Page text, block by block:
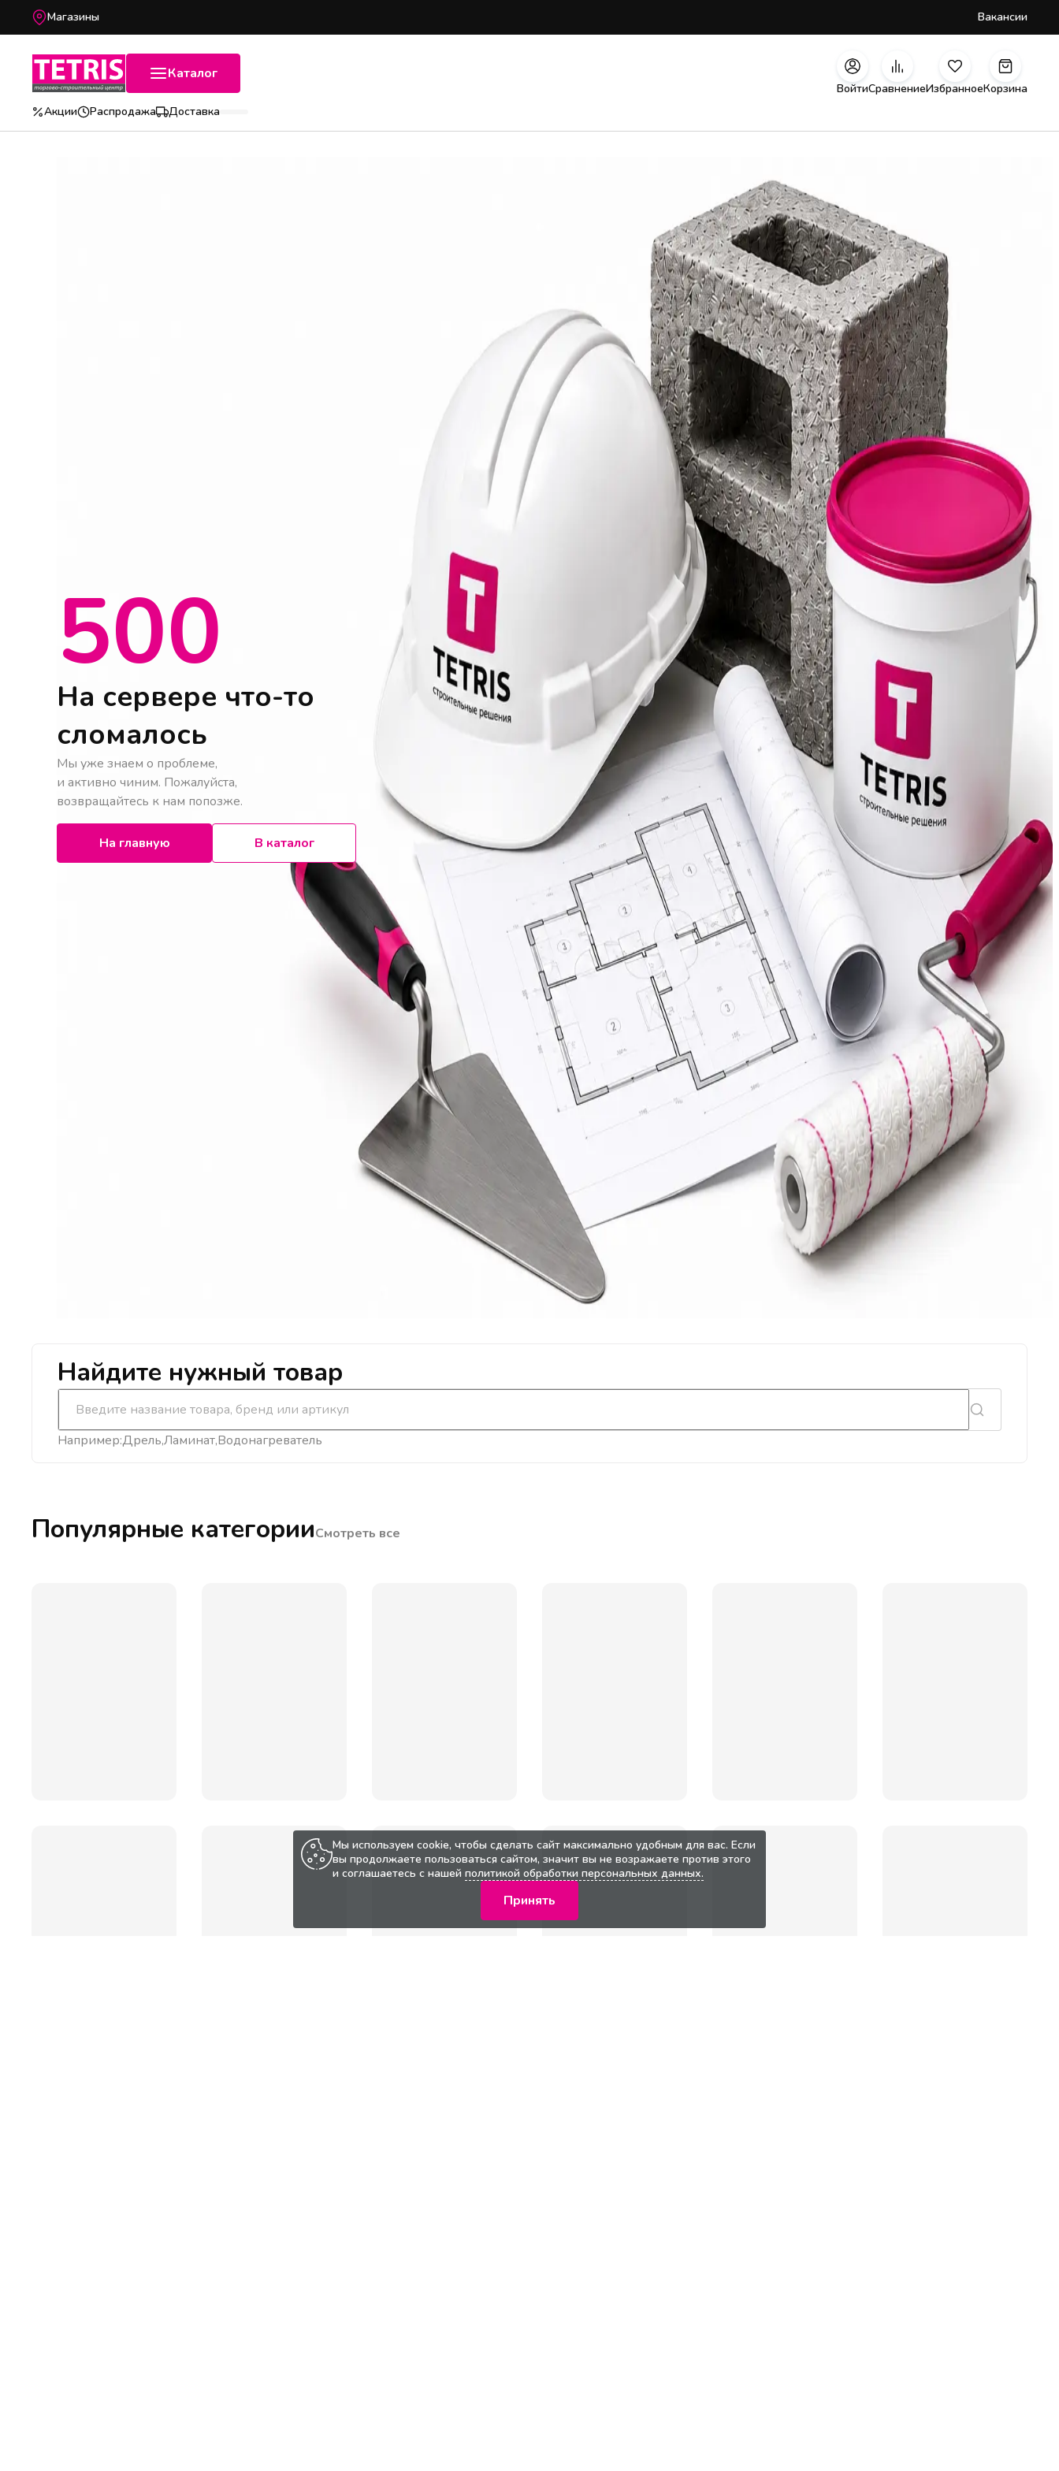
Магазины Вакансии
Каталог
ВойтиСравнениеИзбранноеКорзина
Акции
Распродажа Доставка
500
На сервере что-то
сломалось
Мы уже знаем о проблеме,
и активно чиним. Пожалуйста,
возвращайтесь к нам попозже.
На главную В каталог
Найдите нужный товар
Например:ДрельЛаминатВодонагреватель
Популярные категорииСмотреть все
Мы используем cookie, чтобы сделать сайт максимально удобным для вас. Если
вы продолжаете пользоваться сайтом, значит вы не возражаете против этого
и соглашаетесь с нашей политикой обработки персональных данных.
Принять